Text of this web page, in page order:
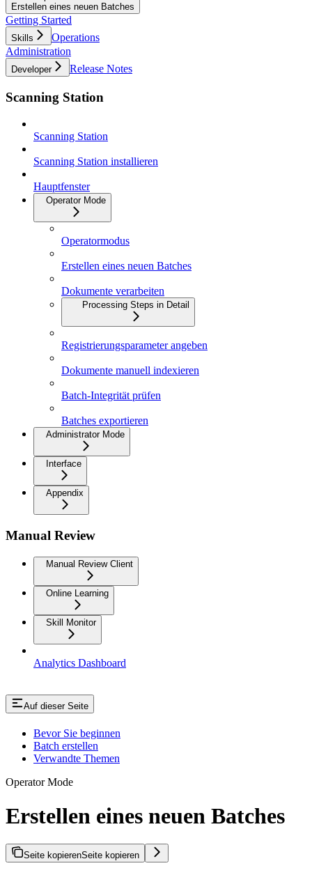
Erstellen eines neuen Batches
Getting Started
Skills
Operations
Administration
Developer Release Notes
Scanning Station
Scanning Station
Scanning Station installieren
Hauptfenster
Operator Mode
Operatormodus
Erstellen eines neuen Batches
Dokumente verarbeiten
Processing Steps in Detail
Registrierungsparameter angeben
Dokumente manuell indexieren
Batch-Integrität prüfen
Batches exportieren
Administrator Mode
Interface
Appendix
Manual Review
Manual Review Client
Online Learning
Skill Monitor
Analytics Dashboard
Auf dieser Seite
Bevor Sie beginnen
Batch erstellen
Verwandte Themen
Operator Mode
Erstellen eines neuen Batches
Seite kopierenSeite kopieren